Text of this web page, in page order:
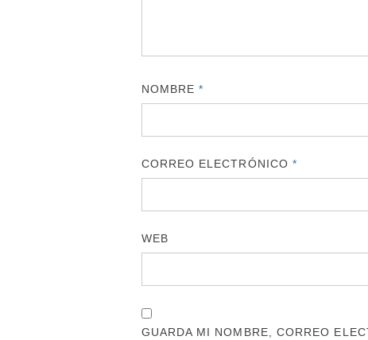
NOMBRE*
CORREO ELECTRÓNICO *
WEB
GUARDA MI NOMBRE, CORREO